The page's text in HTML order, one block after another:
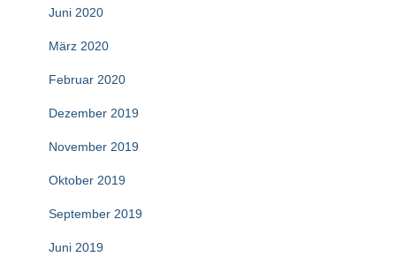
Juni 2020
März 2020
Februar 2020
Dezember 2019
November 2019
Oktober 2019
September 2019
Juni 2019